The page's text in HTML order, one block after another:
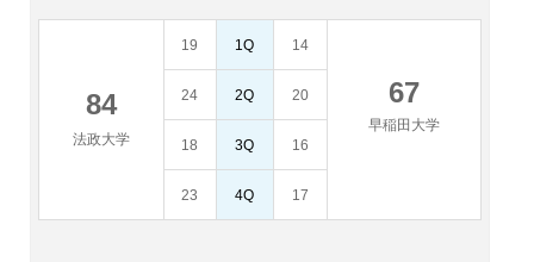
84
法政大学
19 1Q 14
67
早稲田大学
24 2Q 20
18 3Q 16
23 4Q 17